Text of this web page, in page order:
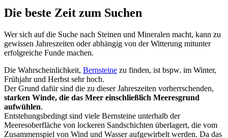
Die beste Zeit zum Suchen
Wer sich auf die Suche nach Steinen und Mineralen macht, kann zu
gewissen Jahreszeiten oder abhängig von der Witterung mitunter
erfolgreiche Funde machen.
Die Wahrscheinlichkeit, Bernsteine zu finden, ist bspw. im Winter,
Frühjahr und Herbst sehr hoch.
Der Grund dafür sind die zu dieser Jahreszeiten vorherrschenden,
starken Winde, die das Meer einschließlich Meeresgrund
aufwühlen.
Entstehungsbedingt sind viele Bernsteine unterhalb der
Meeresoberfläche von lockeren Sandschichten überlagert, die vom
Zusammenspiel von Wind und Wasser aufgewirbelt werden. Da das